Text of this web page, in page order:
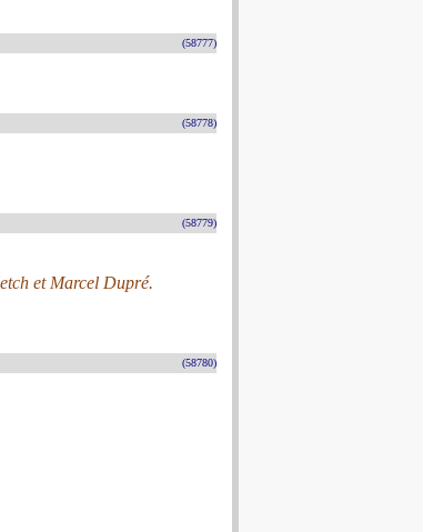
(58777)
(58778)
(58779)
et Marcel Dupré.
(58780)